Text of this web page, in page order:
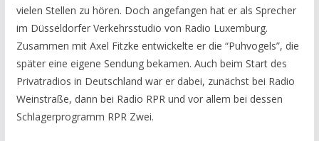
vielen Stellen zu hören. Doch angefangen hat er als Sprecher
im Düsseldorfer Verkehrsstudio von Radio Luxemburg.
Zusammen mit Axel Fitzke entwickelte er die “Puhvogels”, die
später eine eigene Sendung bekamen. Auch beim Start des
Privatradios in Deutschland war er dabei, zunächst bei Radio
Weinstraße, dann bei Radio RPR und vor allem bei dessen
Schlagerprogramm RPR Zwei.